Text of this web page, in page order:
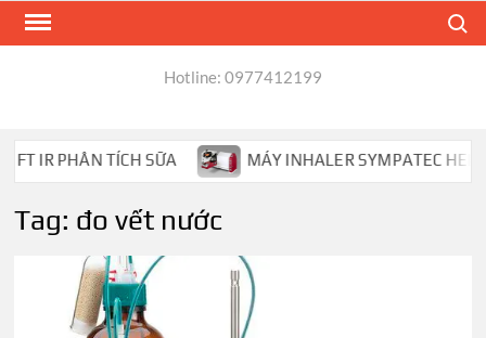
Skip
Hotline: 0977412199
IR PHÂN TÍCH SỮA MÁY INHALER SYMPATEC
Tag: đo vết nước